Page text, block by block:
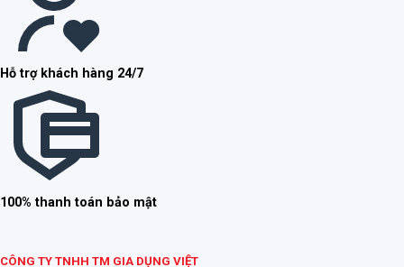
Hỗ trợ khách hàng 24/7
100% thanh toán bảo mật
CÔNG TY TNHH TM GIA DỤNG VIỆT